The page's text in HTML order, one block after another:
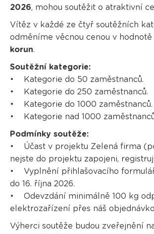
2026, mohou soutěžit o atraktivní
Vítěz v každé ze čtyř soutěžních
odměníme věcnou cenou v hodnotě
korun.
Soutěžní kategorie:
• Kategorie do 50 zaměstnanců.
• Kategorie do 250 zaměstnanců.
• Kategorie do 1000 zaměstnanců.
• Kategorie nad 1000
Podmínky soutěže:
• Účast v projektu Zelená firma
nejste do projektu zapojeni,
• Vyplnění přihlašovacího
do 16. října 2026.
• Odevzdání minimálně 100 kg
elektrozařízení přes náš
Výherci soutěže budou zveřejnění